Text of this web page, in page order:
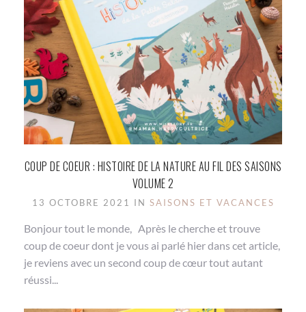
COUP DE COEUR : HISTOIRE DE LA NATURE AU FIL DES SAISONS
VOLUME 2
13 OCTOBRE 2021 IN SAISONS ET VACANCES
Bonjour tout le monde, Après le cherche et trouve
coup de coeur dont je vous ai parlé hier dans cet article,
je reviens avec un second coup de cœur tout autant
réussi...